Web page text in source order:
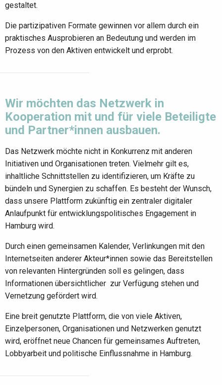
gestaltet.
Die partizipativen Formate gewinnen vor allem durch ein
praktisches Ausprobieren an Bedeutung und werden im
Prozess von den Aktiven entwickelt und erprobt.
Wir möchten das Netzwerk in
Kooperation mit und für viele Beteiligte
und Partner*innen ausbauen.
Das Netzwerk möchte nicht in Konkurrenz mit anderen
Initiativen und Organisationen treten. Vielmehr gilt es,
inhaltliche Schnittstellen zu identifizieren, um Kräfte zu
bündeln und Synergien zu schaffen. Es besteht der Wunsch,
dass unsere Plattform zukünftig ein zentraler digitaler
Anlaufpunkt für entwicklungspolitisches Engagement in
Hamburg wird.
Durch einen gemeinsamen Kalender, Verlinkungen mit den
Internetseiten anderer Akteur*innen sowie das Bereitstellen
von relevanten Hintergründen soll es gelingen, dass
Informationen übersichtlicher zur Verfügung stehen und
Vernetzung gefördert wird.
Eine breit genutzte Plattform, die von viele Aktiven,
Einzelpersonen, Organisationen und Netzwerken genutzt
wird, eröffnet neue Chancen für gemeinsames Auftreten,
Lobbyarbeit und politische Einflussnahme in Hamburg.